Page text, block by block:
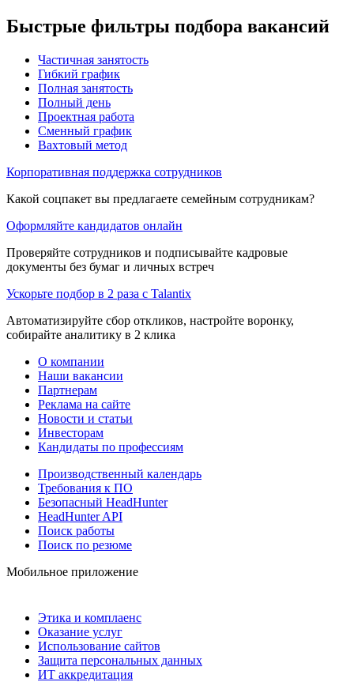
Быстрые фильтры подбора вакансий
Частичная занятость
Гибкий график
Полная занятость
Полный день
Проектная работа
Сменный график
Вахтовый метод
Корпоративная поддержка сотрудников
Какой соцпакет вы предлагаете семейным сотрудникам?
Оформляйте кандидатов онлайн
Проверяйте сотрудников и подписывайте кадровые
документы без бумаг и личных встреч
Ускорьте подбор в 2 раза с Talantix
Автоматизируйте сбор откликов, настройте воронку,
собирайте аналитику в 2 клика
О компании
Наши вакансии
Партнерам
Реклама на сайте
Новости и статьи
Инвесторам
Кандидаты по профессиям
Производственный календарь
Требования к ПО
Безопасный HeadHunter
HeadHunter API
Поиск работы
Поиск по резюме
Мобильное приложение
Этика и комплаенс
Оказание услуг
Использование сайтов
Защита персональных данных
ИТ аккредитация